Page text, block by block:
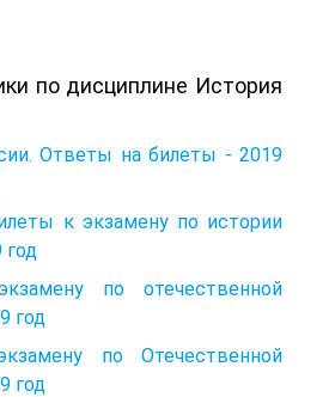
по дисциплине История
Ответы на билеты - 2019
к экзамену по истории
год
по отечественной
год
по Отечественной
год